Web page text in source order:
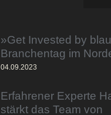
»Get Invested by
Branchentag im
04.09.2023
Erfahrener Experte
stärkt das Team von